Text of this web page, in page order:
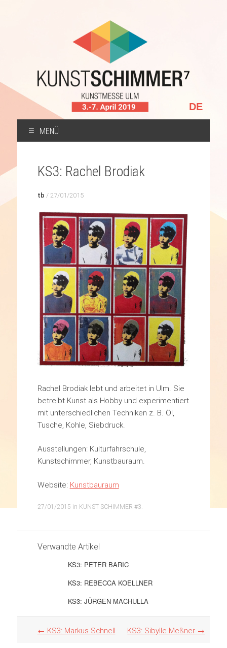
Sprache
auswählen
MENÜ
SPRINGEN
KS3: Rachel Brodiak
tb / 27/01/2015
Rachel Brodiak lebt und arbeitet in Ulm. Sie
betreibt Kunst als Hobby und experimentiert
mit unterschiedlichen Techniken z. B. Öl,
Tusche, Kohle, Siebdruck.
Ausstellungen: Kulturfahrschule,
Kunstschimmer, Kunstbauraum.
Website: Kunstbauraum
27/01/2015 in KUNST SCHIMMER #3.
Verwandte Artikel
KS3: PETER BARIC
KS3: REBECCA KOELLNER
KS3: JÜRGEN MACHULLA
Artikel
← KS3: Markus Schnell KS3: Sibylle Meßner →